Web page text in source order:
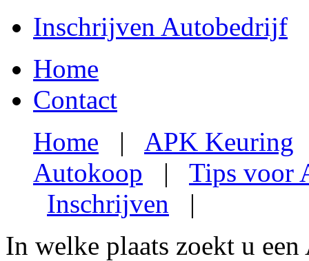
Inschrijven Autobedrijf
Home
Contact
Home | APK Keuring
Autokoop | Tips voor
Inschrijven |
In welke plaats zoekt u